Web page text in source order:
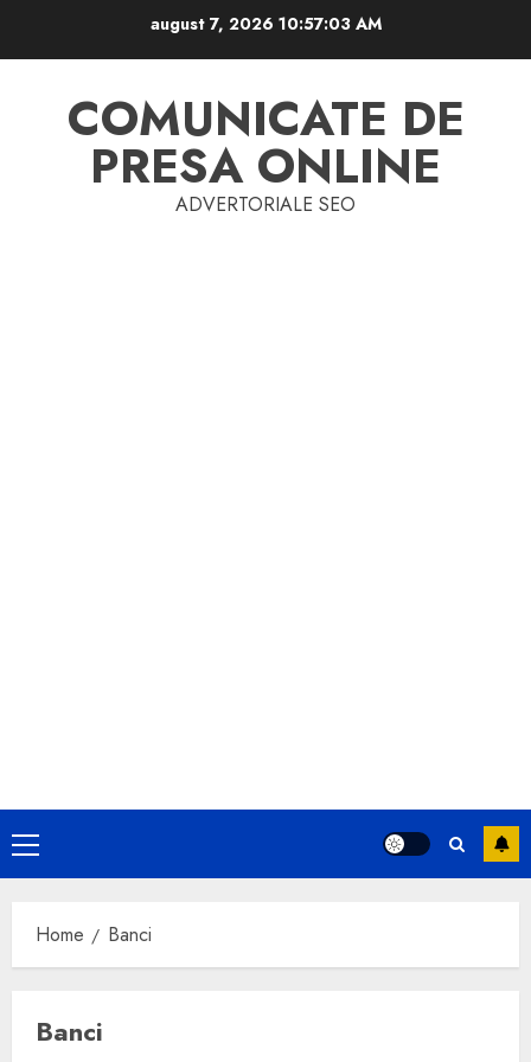
august 7, 2026 10:57:04 AM
COMUNICATE DE
PRESA ONLINE
ADVERTORIALE SEO
Primary
Menu
Home Banci
Banci